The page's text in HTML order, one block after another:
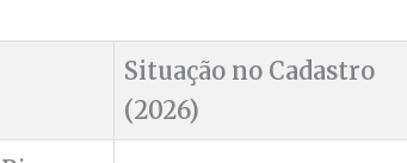
Situação no Cadastro
(2026)